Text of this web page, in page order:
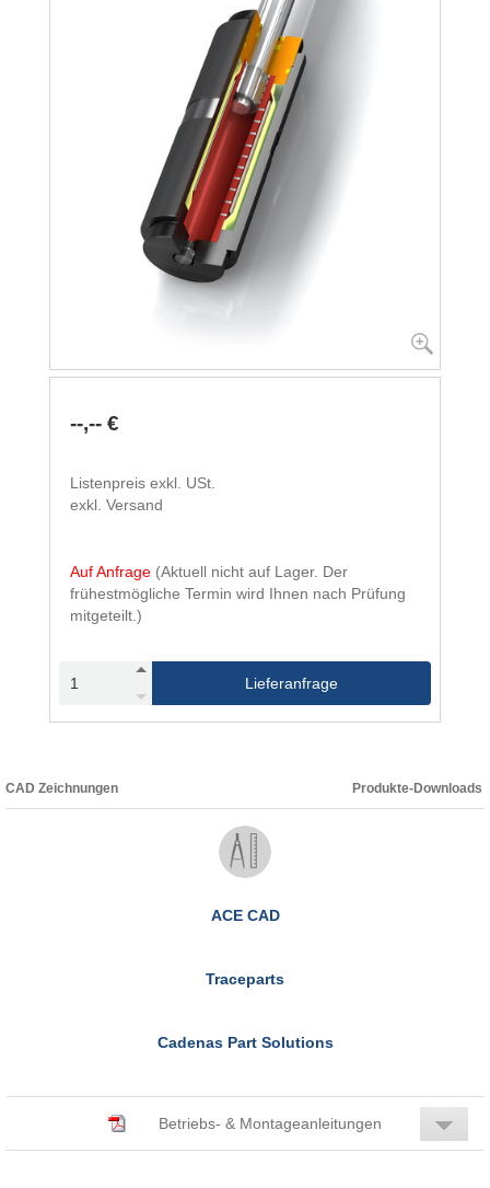
--,-- €
Listenpreis exkl. USt.
exkl. Versand
Auf Anfrage (Aktuell nicht auf Lager. Der
frühestmögliche Termin wird Ihnen nach Prüfung
mitgeteilt.)
Lieferanfrage
CAD Zeichnungen Produkte-Downloads
ACE CAD
Traceparts
Cadenas Part Solutions
Betriebs- & Montageanleitungen